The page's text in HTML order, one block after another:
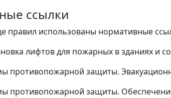
ссылки
правил использованы нормативные
лифтов для пожарных в зданиях и
противопожарной защиты.
противопожарной защиты.